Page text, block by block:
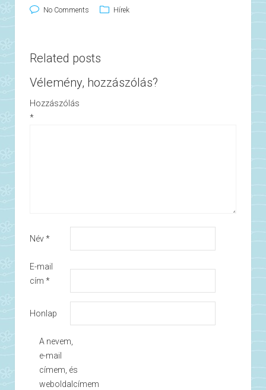
No Comments Hírek
Related posts
Vélemény, hozzászólás?
Hozzászólás
*
Név*
E-mail
cím *
Honlap
A nevem,
e-mail
címem, és
weboldalcímem